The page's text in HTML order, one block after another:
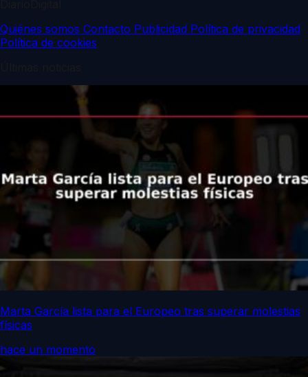
Quiénes somos Contacto Publicidad Política de privacidad
Política de cookies
Marta García lista para el Europeo tras superar molestias
físicas
hace un momento